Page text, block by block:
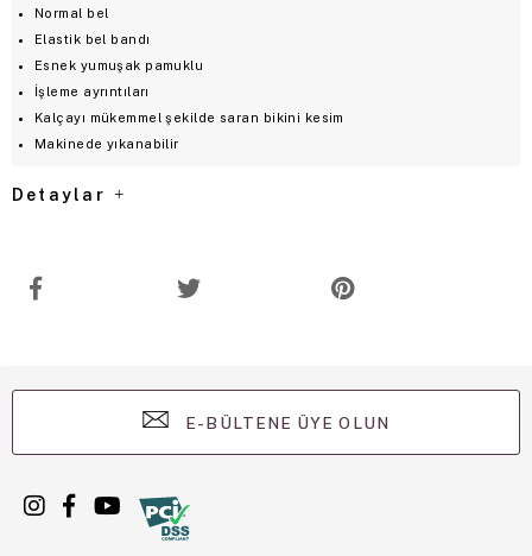
Normal bel
Elastik bel bandı
Esnek yumuşak pamuklu
İşleme ayrıntıları
Kalçayı mükemmel şekilde saran bikini kesim
Makinede yıkanabilir
Detaylar
E-BÜLTENE ÜYE OLUN